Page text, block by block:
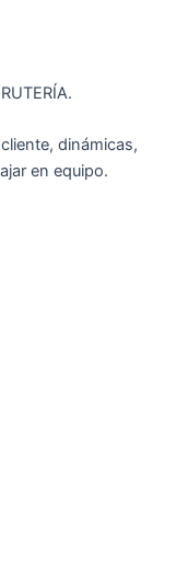
dinámicas,
en equipo.